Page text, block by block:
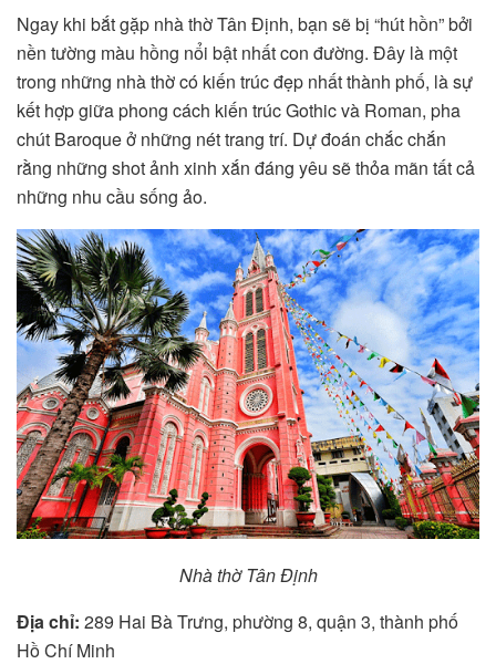
Ngay khi bắt gặp nhà thờ Tân Định, bạn sẽ bị “hút hồn” bởi
nền tường màu hồng nổi bật nhất con đường. Đây là một
trong những nhà thờ có kiến trúc đẹp nhất thành phố, là sự
kết hợp giữa phong cách kiến trúc Gothic và Roman, pha
chút Baroque ở những nét trang trí. Dự đoán chắc chắn
rằng những shot ảnh xinh xắn đáng yêu sẽ thỏa mãn tất cả
những nhu cầu sống ảo.
Nhà thờ Tân Định
Địa chỉ: 289 Hai Bà Trưng, phường 8, quận 3, thành phố
Hồ Chí Minh